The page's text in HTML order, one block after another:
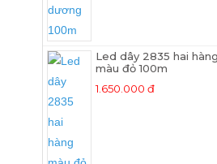
Led dây 2835 hai
màu đỏ 100m
1.650.000 đ